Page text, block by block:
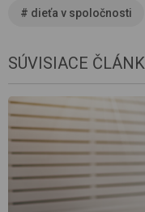
# dieťa v spoločnosti
SÚVISIACE